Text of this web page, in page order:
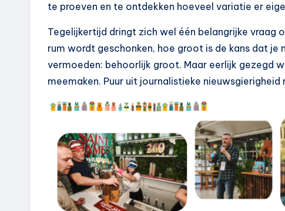
te proeven en te ontdekken hoeveel variatie er
Tegelijkertijd dringt zich wel één belangrijke vraag
rum wordt geschonken, hoe groot is de kans dat
vermoeden: behoorlijk groot. Maar eerlijk gezegd
meemaken. Puur uit journalistieke nieuwsgierigheid